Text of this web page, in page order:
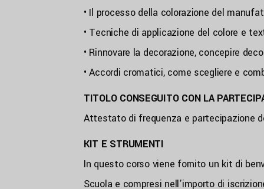
• Il processo della colorazione del
• Tecniche di applicazione del colore e
• Rinnovare la decorazione, concepire
• Accordi cromatici, come scegliere e
TITOLO CONSEGUITO CON LA
Attestato di frequenza e partecipazione
KIT E STRUMENTI
In questo corso viene fornito un kit di
Scuola e compresi nell’importo di